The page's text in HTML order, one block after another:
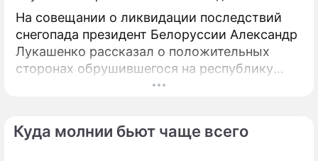
жилищ.
На совещании о ликвидации последствий
снегопада президент Белоруссии Александр
Лукашенко рассказал о положительных
сторонах обрушившегося на республику
циклона. Он заметил, что это поможет
бывает жестока к людям: засуха летом и
Куда молнии бьют чаще всего